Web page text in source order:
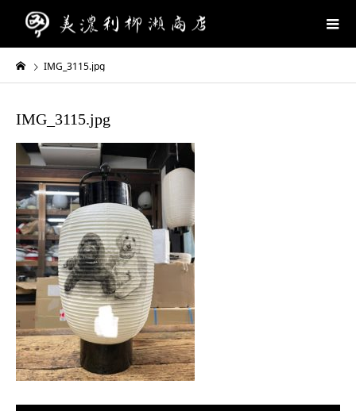
IMG_3115.jpg
IMG_3115.jpg